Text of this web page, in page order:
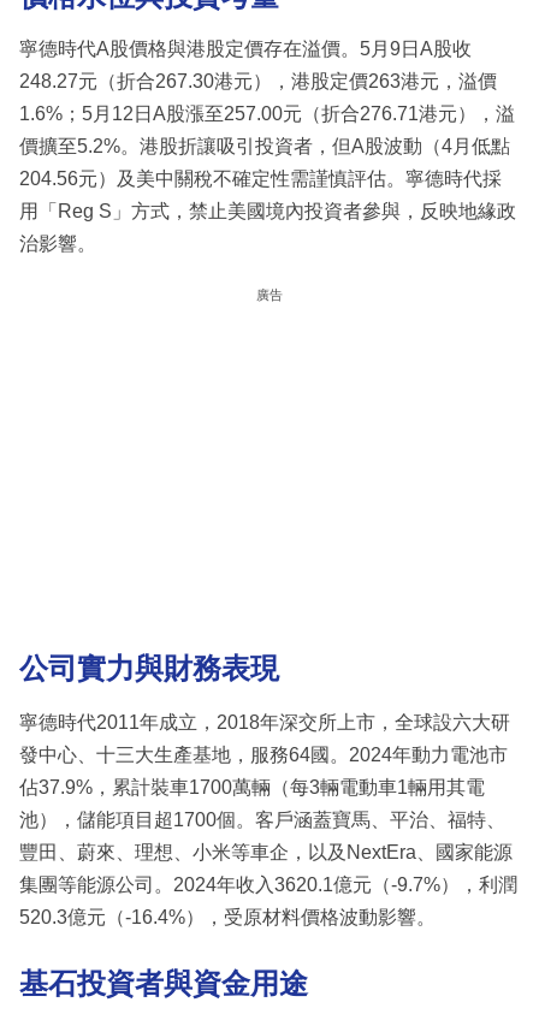
寧德時代A股價格與港股定價存在溢價。5月9日A股收
248.27元（折合267.30港元），港股定價263港元，溢價
1.6%；5月12日A股漲至257.00元（折合276.71港元），溢
價擴至5.2%。港股折讓吸引投資者，但A股波動（4月低點
204.56元）及美中關稅不確定性需謹慎評估。寧德時代採
用「Reg S」方式，禁止美國境內投資者參與，反映地緣政
治影響。
廣告
公司實力與財務表現
寧德時代2011年成立，2018年深交所上市，全球設六大研
發中心、十三大生產基地，服務64國。2024年動力電池市
佔37.9%，累計裝車1700萬輛（每3輛電動車1輛用其電
池），儲能項目超1700個。客戶涵蓋寶馬、平治、福特、
豐田、蔚來、理想、小米等車企，以及NextEra、國家能源
集團等能源公司。2024年收入3620.1億元（-9.7%），利潤
520.3億元（-16.4%），受原材料價格波動影響。
基石投資者與資金用途